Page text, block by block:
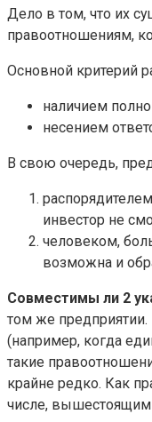
Дело в том, что их
правоотношениям,
Основной критерий
наличием
несением
В свою очередь,
инвестор не
человеком,
возможна и
Совместимы ли 2
том же предприятии.
(например, когда
такие
крайне редко. Как
числе, вышестоящим